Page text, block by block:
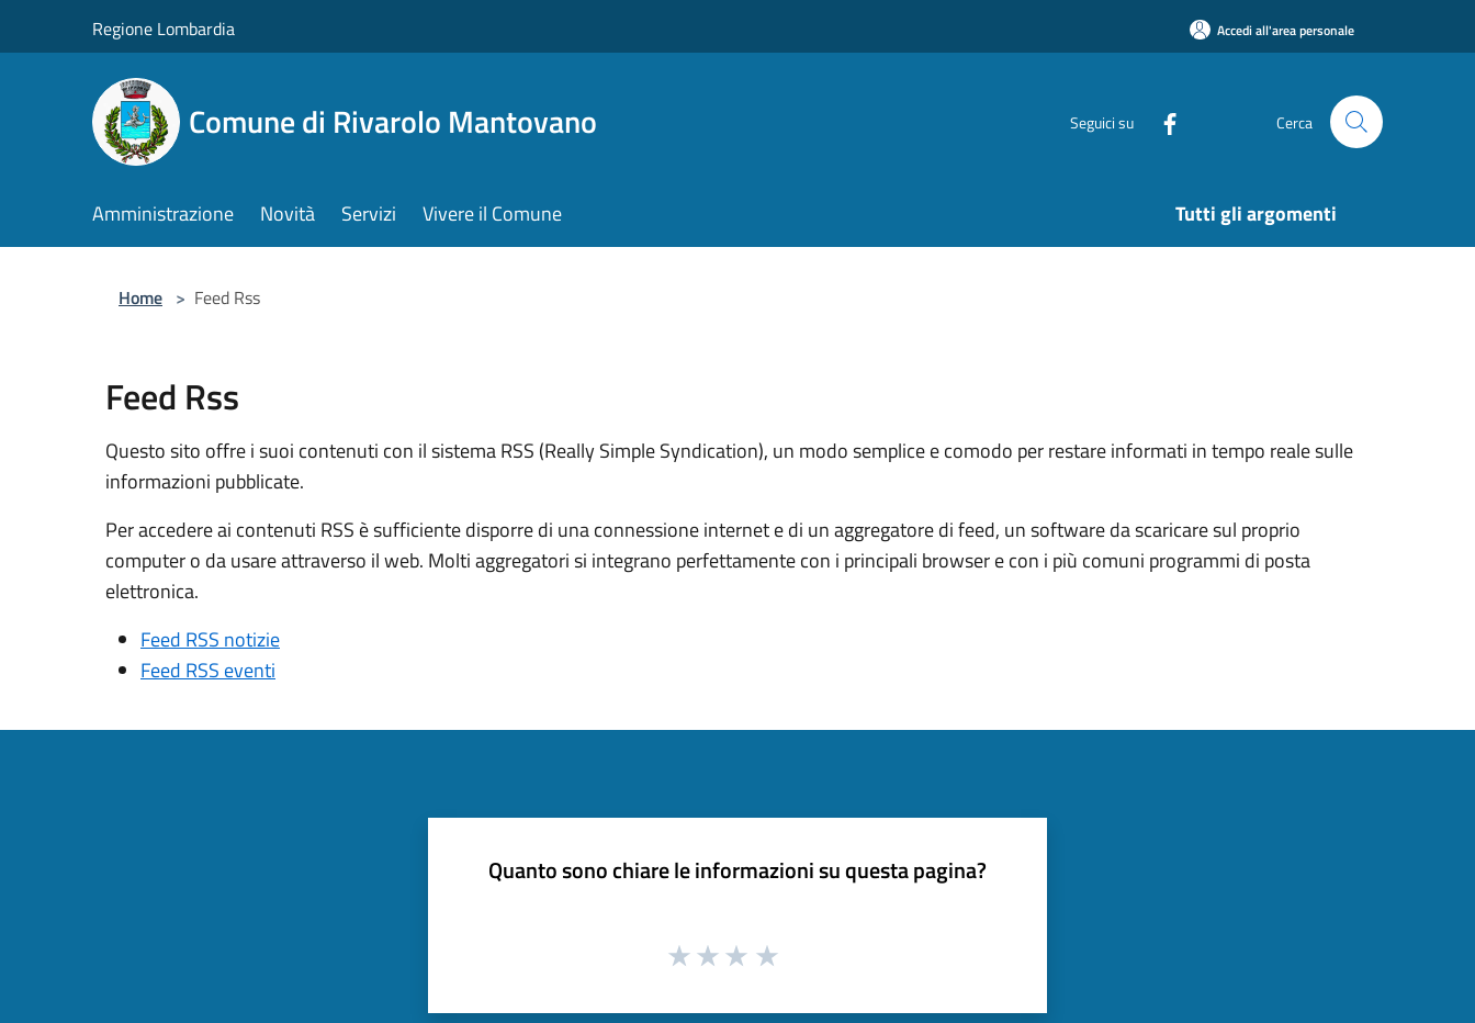
Regione Lombardia Accedi all'area personale
Comune di Rivarolo Mantovano Seguici su Cerca
Amministrazione Novità Servizi Vivere il Comune Tutti gli argomenti
Home > Feed Rss
Feed Rss
Questo sito offre i suoi contenuti con il sistema RSS (Really Simple Syndication), un modo semplice e comodo per restare informati in tempo reale sulle
informazioni pubblicate.
Per accedere ai contenuti RSS è sufficiente disporre di una connessione internet e di un aggregatore di feed, un software da scaricare sul proprio
computer o da usare attraverso il web. Molti aggregatori si integrano perfettamente con i principali browser e con i più comuni programmi di posta
elettronica.
Feed RSS notizie
Feed RSS eventi
Quanto sono chiare le informazioni su questa pagina?